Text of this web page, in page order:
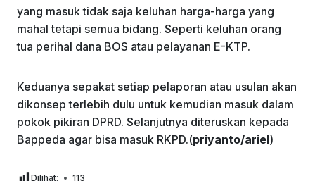
yang masuk tidak saja keluhan harga-harga yang
mahal tetapi semua bidang. Seperti keluhan orang
tua perihal dana BOS atau pelayanan E-KTP.
Keduanya sepakat setiap pelaporan atau usulan akan
dikonsep terlebih dulu untuk kemudian masuk dalam
pokok pikiran DPRD. Selanjutnya diteruskan kepada
Bappeda agar bisa masuk RKPD.(priyanto/ariel)
Dilihat: 113